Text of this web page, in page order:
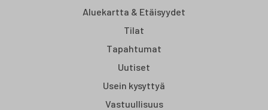
Aluekartta & Etäisyydet
Tilat
Tapahtumat
Uutiset
Usein kysyttyä
Vastuullisuus